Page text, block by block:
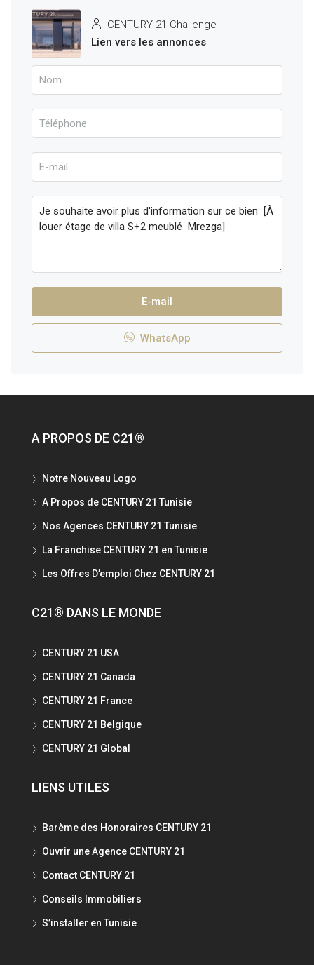
CENTURY 21 Challenge
Lien vers les annonces
E-mail
WhatsApp
A PROPOS DE C21®
Notre Nouveau Logo
A Propos de CENTURY 21 Tunisie
Nos Agences CENTURY 21 Tunisie
La Franchise CENTURY 21 en Tunisie
Les Offres D’emploi Chez CENTURY 21
C21® DANS LE MONDE
CENTURY 21 USA
CENTURY 21 Canada
CENTURY 21 France
CENTURY 21 Belgique
CENTURY 21 Global
LIENS UTILES
Barème des Honoraires CENTURY 21
Ouvrir une Agence CENTURY 21
Contact CENTURY 21
Conseils Immobiliers
S’installer en Tunisie